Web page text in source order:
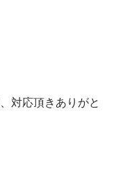
対応頂きありがと